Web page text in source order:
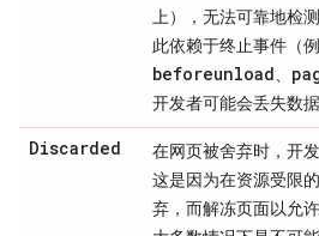
上），无法可靠地检
此依赖于终止事件（
beforeunload、
开发者可能会丢失数据
Discarded 在网页被舍弃时，开
这是因为在资源受限
弃，而解冻页面以允